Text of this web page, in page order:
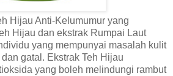
Hijau Anti-Kelumumur yang
Hijau dan ekstrak Rumpai Laut
yang mempunyai masalah kulit
gatal. Ekstrak Teh Hijau
yang boleh melindungi rambut